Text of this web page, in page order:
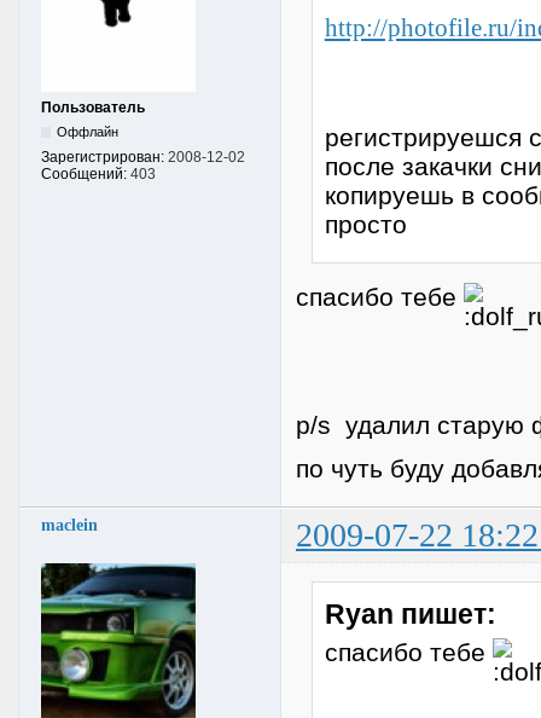
Пользователь
Оффлайн
Зарегистрирован: 2008-12-02
Сообщений: 403
http://photofile.ru/
регистрируешся
после закачки
копируешь в
просто
спасибо тебе
p/s удалил старую
по чуть буду
maclein 2009-07-22
Ryan пишет:
спасибо тебе